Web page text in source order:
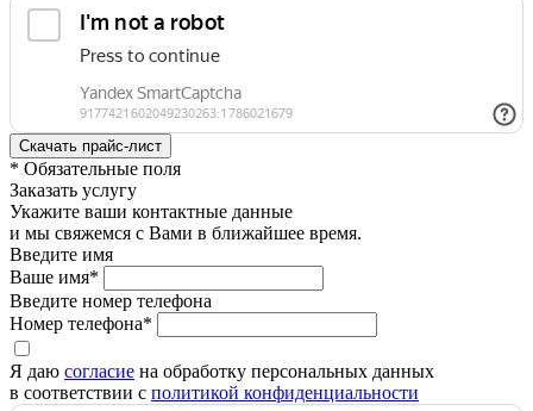
* Обязательные поля
Заказать услугу
Укажите ваши контактные данные
и мы свяжемся с Вами в ближайшее время.
Введите имя
Ваше имя*
Введите номер телефона
Номер телефона*
Я даю согласие на обработку персональных данных
в соответствии с политикой конфиденциальности